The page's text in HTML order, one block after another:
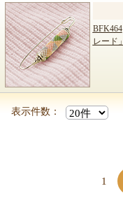
BFK464
レード」
表示件数：
1